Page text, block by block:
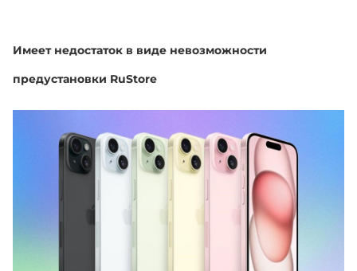
Имеет недостаток в виде невозможности
предустановки RuStore